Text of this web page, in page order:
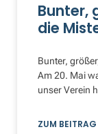
Bunter,
die
Bunter,
Am 20. Mai
unser Verein
ZUM BEITRAG